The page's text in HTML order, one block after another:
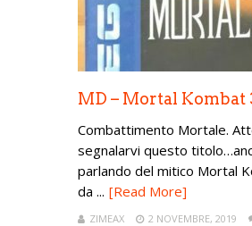
MD – Mortal Kombat
Combattimento Mortale.
segnalarvi questo
parlando del mitico Mortal
da ... [Read More]
ZIMEAX 2 NOVEMBRE, 2019